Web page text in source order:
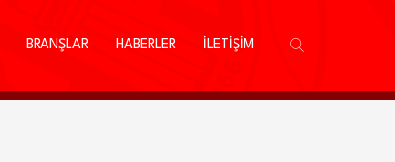
BRANŞLAR HABERLER İLETİŞİM